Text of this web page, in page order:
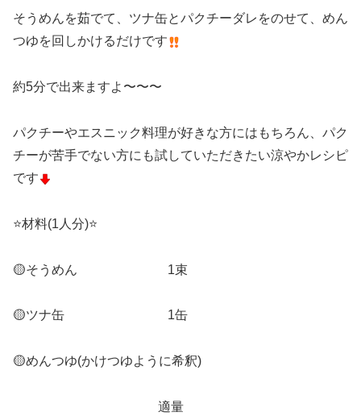
そうめんを茹でて、ツナ缶とパクチーダレをのせて、めん
つゆを回しかけるだけです
約5分で出来ますよ〜〜〜
パクチーやエスニック料理が好きな方にはもちろん、パク
チーが苦手でない方にも試していただきたい涼やかレシピ
です
⭐️材料(1人分)⭐️
🟡そうめん 1束
🟡ツナ缶 1缶
🟡めんつゆ(かけつゆように希釈)
適量